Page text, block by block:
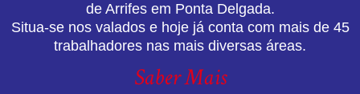
de Arrifes em Ponta Delgada.
Situa-se nos valados e hoje já conta com mais de 45
trabalhadores nas mais diversas áreas.
Saber Mais